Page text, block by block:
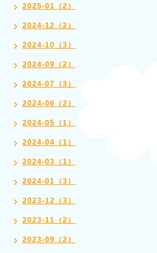
2025-01（2）
2024-12（2）
2024-10（3）
2024-09（2）
2024-07（3）
2024-06（2）
2024-05（1）
2024-04（1）
2024-03（1）
2024-01（3）
2023-12（3）
2023-11（2）
2023-09（2）